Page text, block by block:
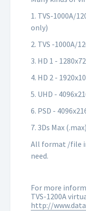
1. TVS-1000A/
only)
2. TVS -1000A/
3. HD 1 -
4. HD 2 -
5. UHD -
6. PSD -
7. 3Ds Max
All format /file
need.
For more
TVS-1200A
http://